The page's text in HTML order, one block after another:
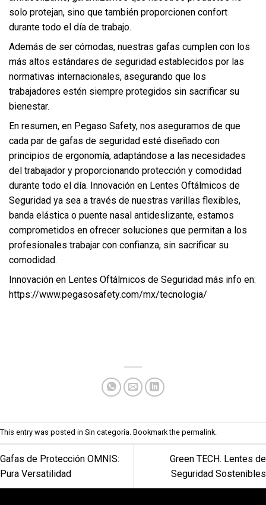
solo protejan, sino que también proporcionen confort
durante todo el día de trabajo.
Además de ser cómodas, nuestras gafas cumplen con los
más altos estándares de seguridad establecidos por las
normativas internacionales, asegurando que los
trabajadores estén siempre protegidos sin sacrificar su
bienestar.
En resumen, en Pegaso Safety, nos aseguramos de que
cada par de gafas de seguridad esté diseñado con
principios de ergonomía, adaptándose a las necesidades
del trabajador y proporcionando protección y comodidad
durante todo el día. Innovación en Lentes Oftálmicos de
Seguridad ya sea a través de nuestras varillas flexibles,
banda elástica o puente nasal antideslizante, estamos
comprometidos en ofrecer soluciones que permitan a los
profesionales trabajar con confianza, sin sacrificar su
comodidad.
Innovación en Lentes Oftálmicos de Seguridad más info en:
https://www.pegasosafety.com/mx/tecnologia/
This entry was posted in Sin categoría. Bookmark the permalink.
Gafas de Protección OMNIS:
Pura Versatilidad
Green TECH. Lentes de
Seguridad Sostenibles